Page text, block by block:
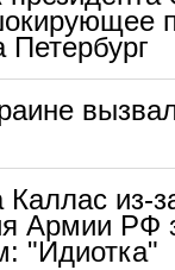
Петербург
Каллас из-
Армии РФ
"Идиотка"